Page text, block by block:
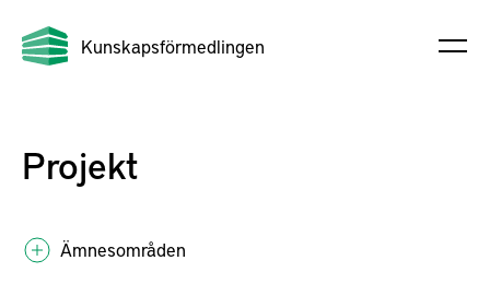
Kunskapsförmedlingen
Projekt
Ämnesområden